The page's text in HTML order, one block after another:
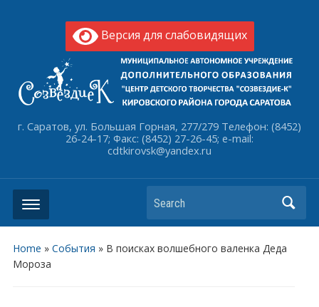
Версия для слабовидящих
г. Саратов, ул. Большая Горная, 277/279 Телефон: (8452)
26-24-17; Факс: (8452) 27-26-45; e-mail:
cdtkirovsk@yandex.ru
Search
Home » События » В поисках волшебного валенка Деда
Мороза